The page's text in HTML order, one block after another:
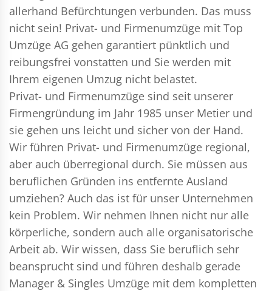
allerhand Befürchtungen verbunden. Das muss
nicht sein! Privat- und Firmenumzüge mit Top
Umzüge AG gehen garantiert pünktlich und
reibungsfrei vonstatten und Sie werden mit
Ihrem eigenen Umzug nicht belastet.
Privat- und Firmenumzüge sind seit unserer
Firmengründung im Jahr 1985 unser Metier und
sie gehen uns leicht und sicher von der Hand.
Wir führen Privat- und Firmenumzüge regional,
aber auch überregional durch. Sie müssen aus
beruflichen Gründen ins entfernte Ausland
umziehen? Auch das ist für unser Unternehmen
kein Problem. Wir nehmen Ihnen nicht nur alle
körperliche, sondern auch alle organisatorische
Arbeit ab. Wir wissen, dass Sie beruflich sehr
beansprucht sind und führen deshalb gerade
Manager & Singles Umzüge mit dem kompletten